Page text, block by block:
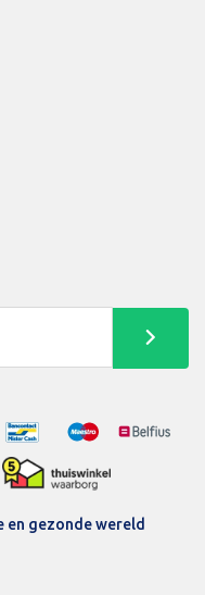
en gezonde wereld